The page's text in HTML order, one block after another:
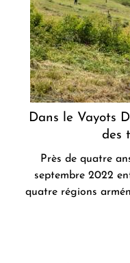
Dans le Vayots
des
Près de quatre
septembre 2022
quatre régions